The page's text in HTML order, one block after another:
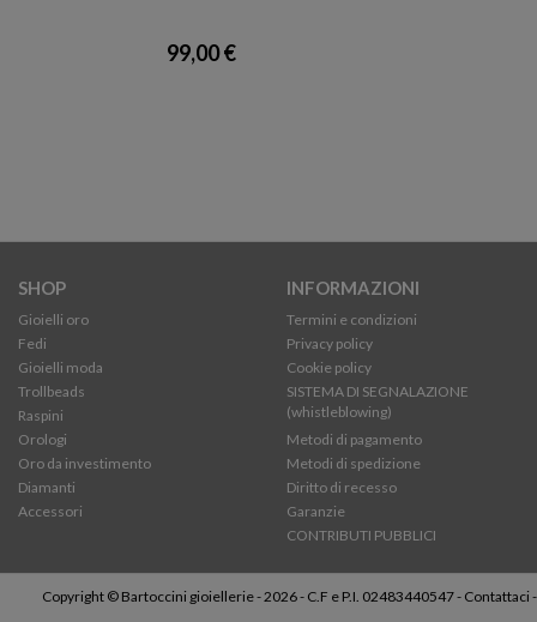
99,00 €
SHOP
Gioielli oro
Fedi
Gioielli moda
Trollbeads
Raspini
Orologi
Oro da investimento
Diamanti
Accessori
INFORMAZIONI
Termini e condizioni
Privacy policy
Cookie policy
SISTEMA DI SEGNALAZIONE
(whistleblowing)
Metodi di pagamento
Metodi di spedizione
Diritto di recesso
Garanzie
CONTRIBUTI PUBBLICI
Copyright © Bartoccini gioiellerie - 2026 - C.F e P.I. 02483440547 - Contattaci